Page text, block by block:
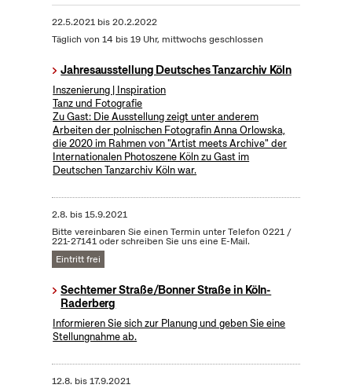
22.5.2021bis20.2.2022
Täglich von 14 bis 19 Uhr, mittwochs geschlossen
Jahresausstellung Deutsches Tanzarchiv Köln
Inszenierung | Inspiration
Tanz und Fotografie
Zu Gast: Die Ausstellung zeigt unter anderem
Arbeiten der polnischen Fotografin Anna Orlowska,
die 2020 im Rahmen von "Artist meets Archive" der
Internationalen Photoszene Köln zu Gast im
Deutschen Tanzarchiv Köln war.
2.8. bis15.9.2021
Bitte vereinbaren Sie einen Termin unter Telefon 0221 /
221-27141 oder schreiben Sie uns eine E-Mail.
Eintritt frei
Sechtemer Straße/Bonner Straße in Köln-
Raderberg
Informieren Sie sich zur Planung und geben Sie eine
Stellungnahme ab.
12.8. bis17.9.2021